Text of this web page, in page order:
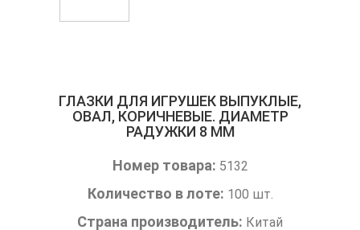
ГЛАЗКИ ДЛЯ ИГРУШЕК ВЫПУКЛЫЕ,
ОВАЛ, КОРИЧНЕВЫЕ. ДИАМЕТР
РАДУЖКИ 8 ММ
Номер товара: 5132
Количество в лоте: 100 шт.
Страна производитель: Китай